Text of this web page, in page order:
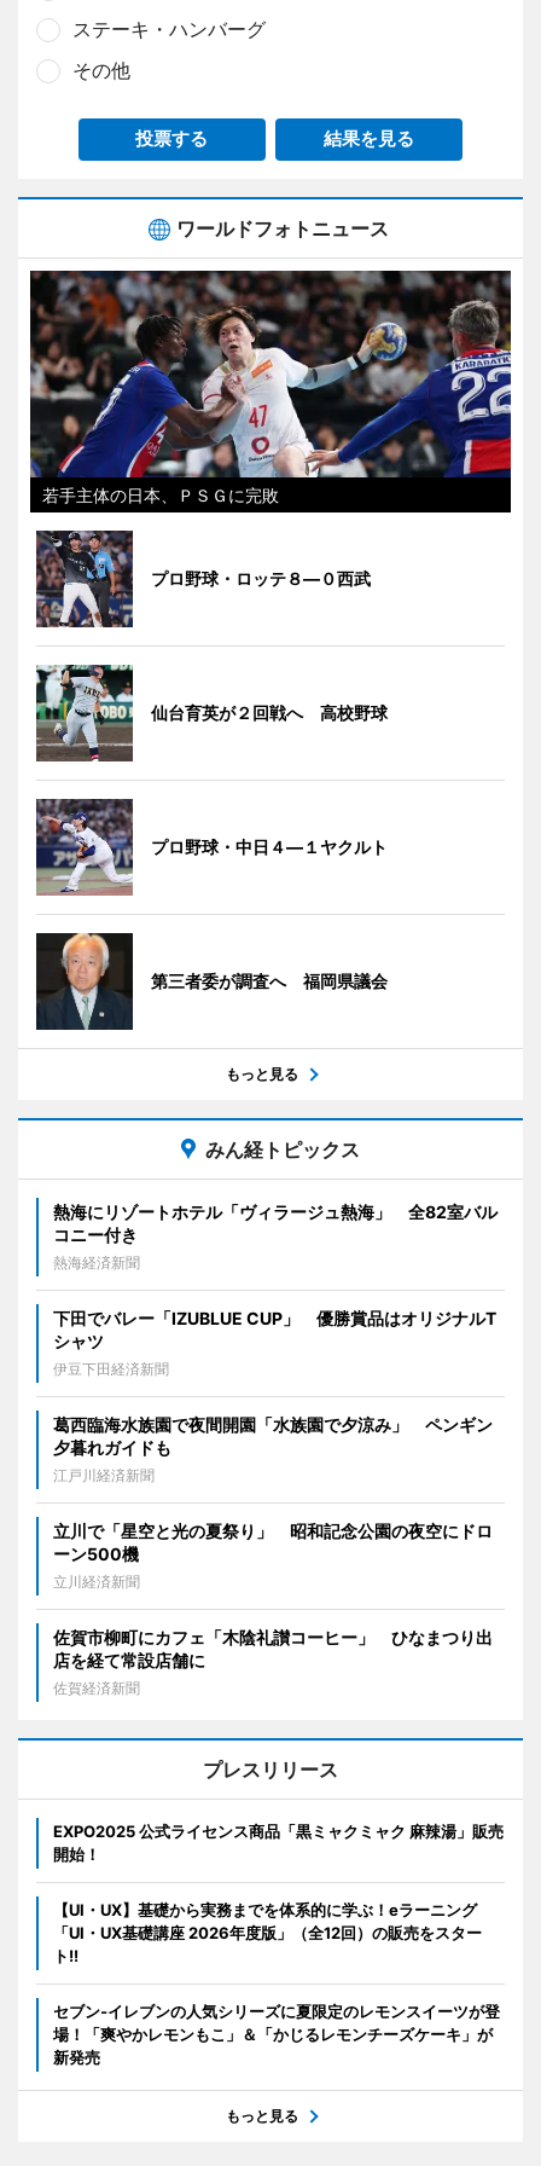
ステーキ・ハンバーグ
その他
投票する 結果を見る
ワールドフォトニュース
若手主体の日本、ＰＳＧに完敗
プロ野球・ロッテ８―０西武
仙台育英が２回戦へ 高校野球
プロ野球・中日４―１ヤクルト
第三者委が調査へ 福岡県議会
もっと見る
みん経トピックス
熱海にリゾートホテル「ヴィラージュ熱海」 全82室バル
コニー付き
熱海経済新聞
下田でバレー「IZUBLUE CUP」 優勝賞品はオリジナルT
シャツ
伊豆下田経済新聞
葛西臨海水族園で夜間開園「水族園で夕涼み」 ペンギン
夕暮れガイドも
江戸川経済新聞
立川で「星空と光の夏祭り」 昭和記念公園の夜空にドロ
ーン500機
立川経済新聞
佐賀市柳町にカフェ「木陰礼讃コーヒー」 ひなまつり出
店を経て常設店舗に
佐賀経済新聞
プレスリリース
EXPO2025 公式ライセンス商品「黒ミャクミャク 麻辣湯」販売
開始！
【UI・UX】基礎から実務までを体系的に学ぶ！eラーニング
「UI・UX基礎講座 2026年度版」（全12回）の販売をスター
ト!!
セブン‐イレブンの人気シリーズに夏限定のレモンスイーツが登
場！「爽やかレモンもこ」＆「かじるレモンチーズケーキ」が
新発売
もっと見る